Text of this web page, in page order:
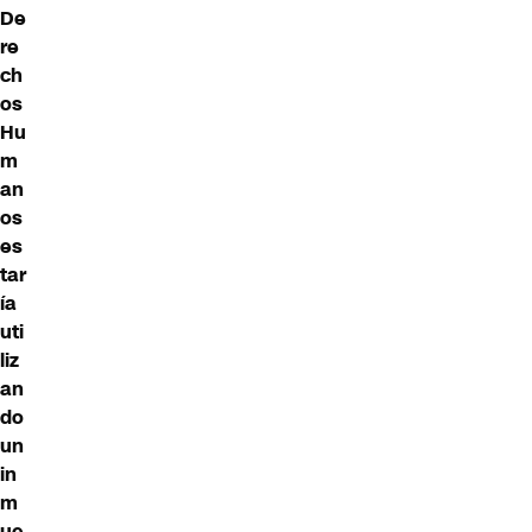
De
re
ch
os
Hu
m
an
os
es
tar
ía
uti
liz
an
do
un
in
m